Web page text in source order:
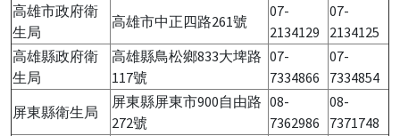
高雄市政府衛
生局
高雄市中正四路261號
07-
2134129
07-
2134125
高雄縣政府衛
生局
高雄縣鳥松鄉833大埤路
117號
07-
7334866
07-
7334854
屏東縣衛生局
屏東縣屏東市900自由路
272號
08-
7362986
08-
7371748